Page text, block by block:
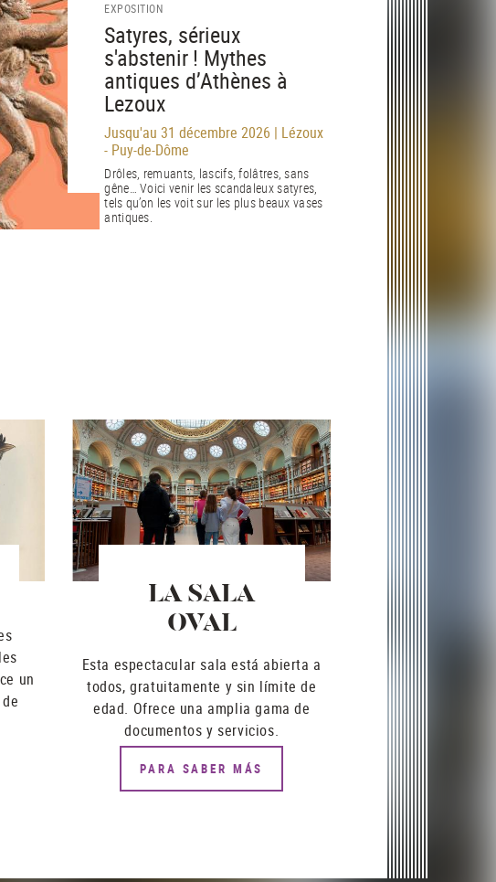
EXPOSITION
Satyres, sérieux
s'abstenir ! Mythes
antiques d’Athènes à
Lezoux
Jusqu'au 31 décembre 2026 | Lézoux
- Puy-de-Dôme
Drôles, remuants, lascifs, folâtres, sans
gêne… Voici venir les scandaleux satyres,
tels qu’on les voit sur les plus beaux vases
antiques.
un
LA SALA
OVAL
Esta espectacular sala está abierta a
todos, gratuitamente y sin límite de
edad. Ofrece una amplia gama de
documentos y servicios.
PARA SABER MÁS